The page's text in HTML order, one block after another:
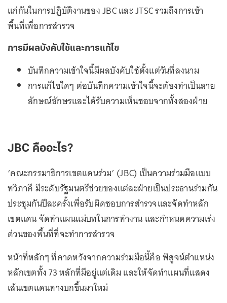
แก่กันในการปฏิบัติงานของ JBC และ JTSC รวมถึงการเข้า
พื้นที่เพื่อการสำรวจ
การมีผลบังคับใช้และการแก้ไข
บันทึกความเข้าใจนี้มีผลบังคับใช้ตั้งแต่วันที่ลงนาม
การแก้ไขใดๆ ต่อบันทึกความเข้าใจนี้จะต้องทำเป็นลาย
ลักษณ์อักษรและได้รับความเห็นชอบจากทั้งสองฝ่าย
JBC คืออะไร?
‘คณะกรรมาธิการเขตแดนร่วม’ (JBC) เป็นความร่วมมือแบบ
ทวิภาคี มีระดับรัฐมนตรีช่วยของแต่ละฝ่ายเป็นประธานร่วมกัน
ประชุมกันปีละครั้งเพื่อรับผิดชอบการสำรวจและจัดทำหลัก
เขตแดน จัดทำแผนแม่บทในการทำงาน และกำหนดความเร่ง
ด่วนของพื้นที่ที่จะทำการสำรวจ
หน้าที่หลักๆ ที่คาดหวังจากความร่วมมือนี้คือ พิสูจน์ตำแหน่ง
หลักเขตทั้ง 73 หลักที่มีอยู่แต่เดิม และให้จัดทำแผนที่แสดง
เส้นเขตแดนทางบกขึ้นมาใหม่